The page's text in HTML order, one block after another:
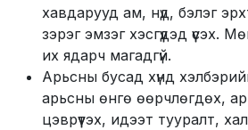
хавдарууд ам, нүд, бэлэг
зэрэг эмзэг хэсгүүдэд
их ядарч магадгүй.
Арьсны бусад хүнд
арьсны өнгө өөрчлөгдөх,
цэврүүтэх, идээт тууралт,